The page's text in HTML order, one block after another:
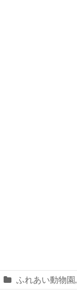
ふれあい動物園,